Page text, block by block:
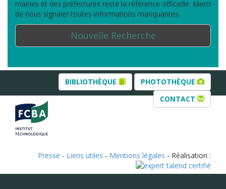
mairies et des préfectures reste la référence officielle. Merci
de nous signaler toutes informations manquantes.
Nouvelle Recherche
BIBLIOTHÈQUE
PHOTOTHÈQUE
CONTACT
Presse - Liens utiles - Mentions légales - Réalisation :